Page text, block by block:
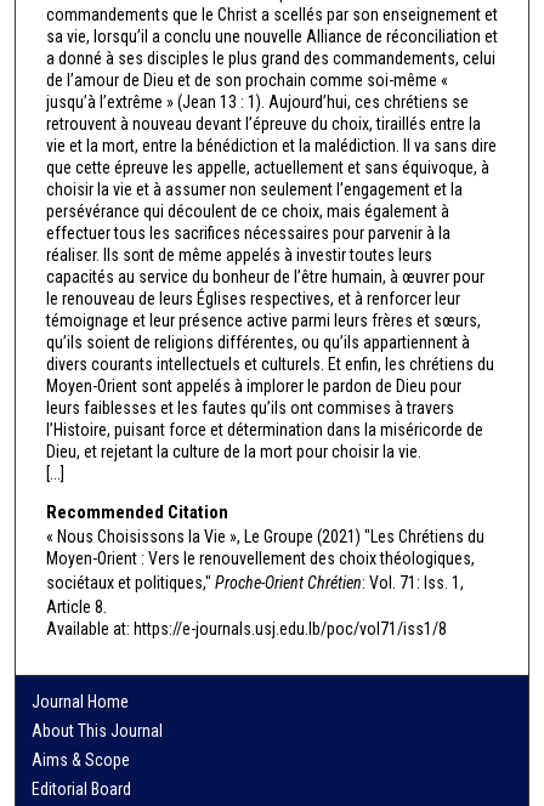
commandements que le Christ a scellés par son enseignement et
sa vie, lorsqu’il a conclu une nouvelle Alliance de réconciliation et
a donné à ses disciples le plus grand des commandements, celui
de l’amour de Dieu et de son prochain comme soi-même «
jusqu’à l’extrême » (Jean 13 : 1). Aujourd’hui, ces chrétiens se
retrouvent à nouveau devant l’épreuve du choix, tiraillés entre la
vie et la mort, entre la bénédiction et la malédiction. Il va sans dire
que cette épreuve les appelle, actuellement et sans équivoque, à
choisir la vie et à assumer non seulement l’engagement et la
persévérance qui découlent de ce choix, mais également à
effectuer tous les sacrifices nécessaires pour parvenir à la
réaliser. Ils sont de même appelés à investir toutes leurs
capacités au service du bonheur de l’être humain, à œuvrer pour
le renouveau de leurs Églises respectives, et à renforcer leur
témoignage et leur présence active parmi leurs frères et sœurs,
qu’ils soient de religions différentes, ou qu’ils appartiennent à
divers courants intellectuels et culturels. Et enfin, les chrétiens du
Moyen-Orient sont appelés à implorer le pardon de Dieu pour
leurs faiblesses et les fautes qu’ils ont commises à travers
l’Histoire, puisant force et détermination dans la miséricorde de
Dieu, et rejetant la culture de la mort pour choisir la vie.
[...]
Recommended Citation
« Nous Choisissons la Vie », Le Groupe (2021) "Les Chrétiens du
Moyen-Orient : Vers le renouvellement des choix théologiques,
sociétaux et politiques," Proche-Orient Chrétien: Vol. 71: Iss. 1,
Article 8.
Available at: https://e-journals.usj.edu.lb/poc/vol71/iss1/8
Journal Home
About This Journal
Aims & Scope
Editorial Board